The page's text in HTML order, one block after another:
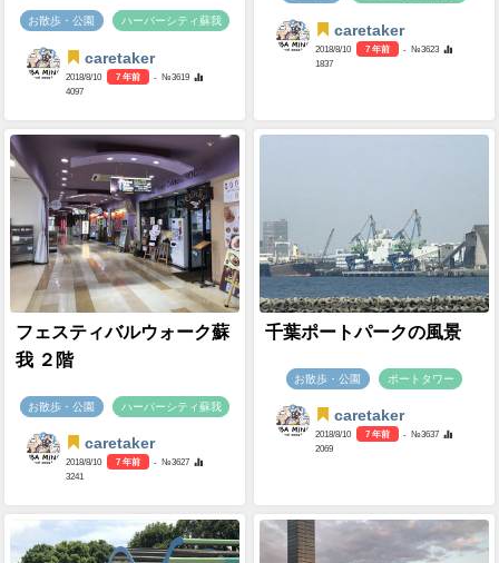
お散歩・公園 ハーバーシティ蘇我
caretaker
2018/8/10 7 年前
- №3619
4097
caretaker
2018/8/10 7 年前
- №3623
1837
フェスティバルウォーク蘇
我 ２階
お散歩・公園 ハーバーシティ蘇我
caretaker
2018/8/10 7 年前
- №3627
3241
千葉ポートパークの風景
お散歩・公園 ポートタワー
caretaker
2018/8/10 7 年前
- №3637
2069